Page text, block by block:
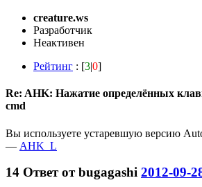
creature.ws
Разработчик
Неактивен
Рейтинг : [3|0]
Re: AHK: Нажатие определённых
cmd
Вы используете устаревшую версию
— AHK_L
14 Ответ отbugagashi 2012-09-